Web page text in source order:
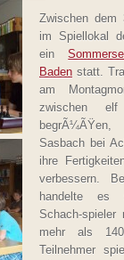
Zwischen dem
im Spiellokal
ein
Baden statt.
am
zwischen
Sasbach bei
ihre
verbessern.
handelte es
Schach-spieler
mehr als
Teilnehmer